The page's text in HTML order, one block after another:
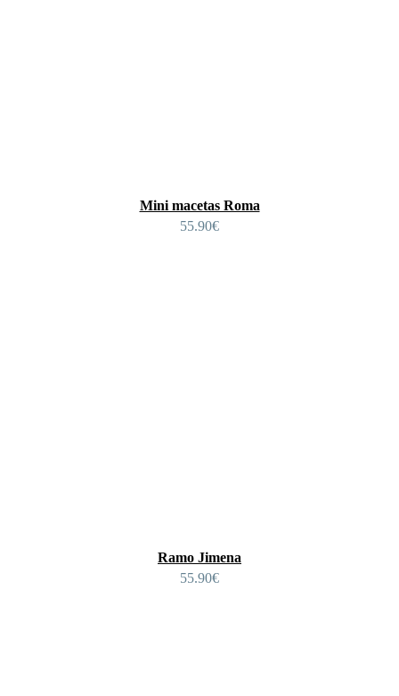
Mini macetas Roma
55.90€
Ramo Jimena
55.90€